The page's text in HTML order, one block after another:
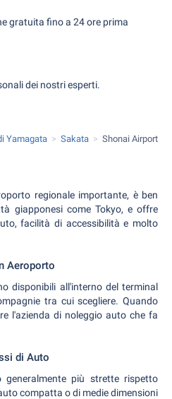
gratuita fino a 24 ore prima
dei nostri esperti.
Yamagata Sakata Shonai Airport
regionale importante, è ben
giapponesi come Tokyo, e offre
facilità di accessibilità e molto
Aeroporto
disponibili all'interno del terminal
tra cui scegliere. Quando
l'azienda di noleggio auto che fa
di Auto
generalmente più strette rispetto
compatta o di medie dimensioni